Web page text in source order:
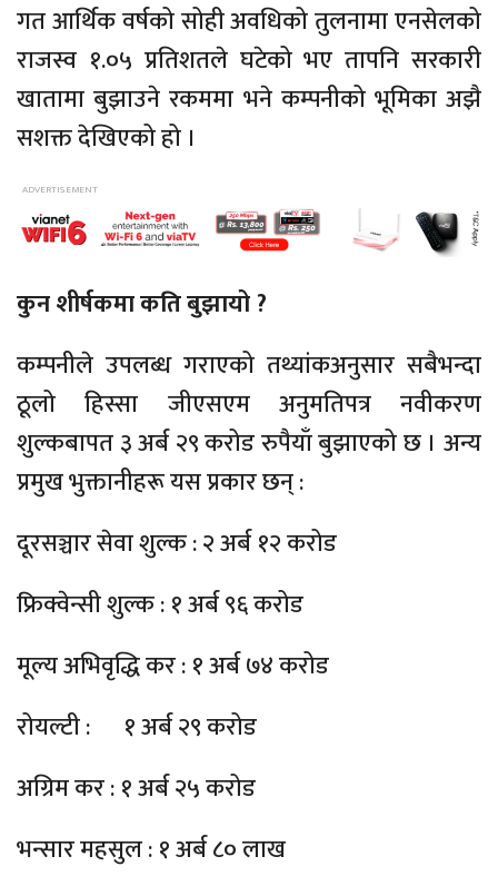
गत आर्थिक वर्षको सोही अवधिको तुलनामा एनसेलको
राजस्व १.०५ प्रतिशतले घटेको भए तापनि सरकारी
खातामा बुझाउने रकममा भने कम्पनीको भूमिका अझै
सशक्त देखिएको हो ।
कुन शीर्षकमा कति बुझायो ?
कम्पनीले उपलब्ध गराएको तथ्यांकअनुसार सबैभन्दा
ठूलो हिस्सा जीएसएम अनुमतिपत्र नवीकरण
शुल्कबापत ३ अर्ब २९ करोड रुपैयाँ बुझाएको छ । अन्य
प्रमुख भुक्तानीहरू यस प्रकार छन् :
दूरसञ्चार सेवा शुल्क : २ अर्ब १२ करोड
फ्रिक्वेन्सी शुल्क : १ अर्ब ९६ करोड
मूल्य अभिवृद्धि कर : १ अर्ब ७४ करोड
रोयल्टी : १ अर्ब २९ करोड
अग्रिम कर : १ अर्ब २५ करोड
भन्सार महसुल : १ अर्ब ८० लाख